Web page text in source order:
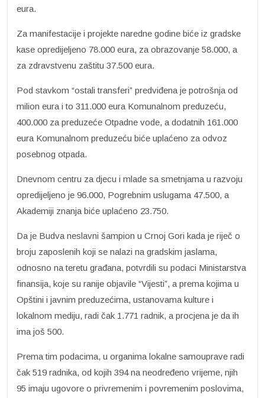
eura.
Za manifestacije i projekte naredne godine biće iz gradske
kase opredijeljeno 78.000 eura, za obrazovanje 58.000, a
za zdravstvenu zaštitu 37.500 eura.
Pod stavkom “ostali transferi” predviđena je potrošnja od
milion eura i to 311.000 eura Komunalnom preduzeću,
400.000 za preduzeće Otpadne vode, a dodatnih 161.000
eura Komunalnom preduzeću biće uplaćeno za odvoz
posebnog otpada.
Dnevnom centru za djecu i mlade sa smetnjama u razvoju
opredijeljeno je 96.000, Pogrebnim uslugama 47.500, a
Akademiji znanja biće uplaćeno 23.750.
Da je Budva neslavni šampion u Crnoj Gori kada je riječ o
broju zaposlenih koji se nalazi na gradskim jaslama,
odnosno na teretu građana, potvrdili su podaci Ministarstva
finansija, koje su ranije objavile “Vijesti”, a prema kojima u
Opštini i javnim preduzećima, ustanovama kulture i
lokalnom mediju, radi čak 1.771 radnik, a procjena je da ih
ima još 500.
Prema tim podacima, u organima lokalne samouprave radi
čak 519 radnika, od kojih 394 na neodređeno vrijeme, njih
95 imaju ugovore o privremenim i povremenim poslovima,